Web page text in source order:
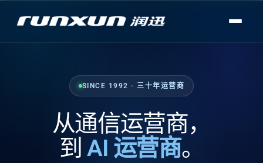
SINCE 1992 · 三十年运营商
从通信运营商，
到 AI 运营商。